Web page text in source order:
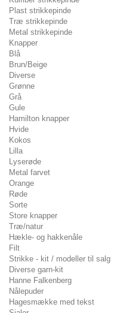
Plast strikkepinde
Træ strikkepinde
Metal strikkepinde
Knapper
Blå
Brun/Beige
Diverse
Grønne
Grå
Gule
Hamilton knapper
Hvide
Kokos
Lilla
Lyserøde
Metal farvet
Orange
Røde
Sorte
Store knapper
Træ/natur
Hækle- og hakkenåle
Filt
Strikke - kit / modeller til salg
Diverse garn-kit
Hanne Falkenberg
Nålepuder
Hagesmække med tekst